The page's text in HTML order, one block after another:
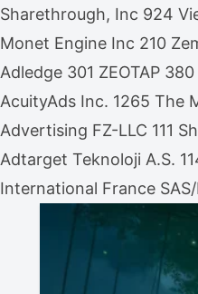
Sharethrough, Inc 924
Monet Engine Inc 210
Adledge 301 ZEOTAP
AcuityAds Inc. 1265 The
Advertising FZ-LLC 111
Adtarget Teknoloji A.S.
International France